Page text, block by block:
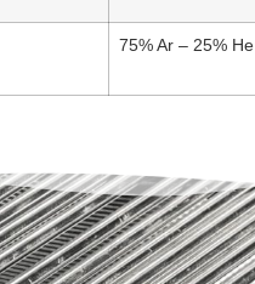
75% Ar – 25% He